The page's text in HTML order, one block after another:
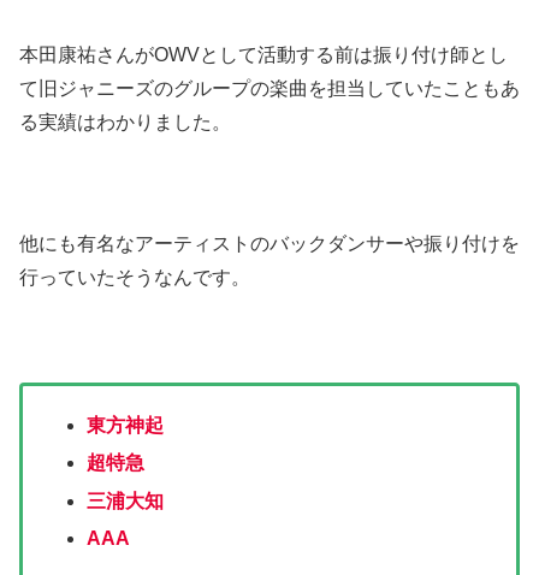
本田康祐さんがOWVとして活動する前は振り付け師とし
て旧ジャニーズのグループの楽曲を担当していたこともあ
る実績はわかりました。
他にも有名なアーティストのバックダンサーや振り付けを
行っていたそうなんです。
東方神起
超特急
三浦大知
AAA